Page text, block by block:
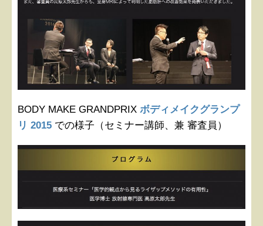
BODY MAKE GRANDPRIX ボディメイクグランプ
リ 2015 での様子（セミナー講師、兼 審査員）